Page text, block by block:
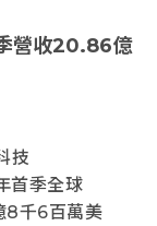
營收20.86億
技
首季全球
8千6百萬美